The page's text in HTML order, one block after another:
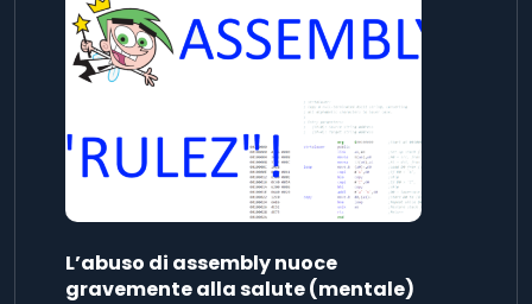
L’abuso di assembly nuoce
gravemente alla salute (mentale)